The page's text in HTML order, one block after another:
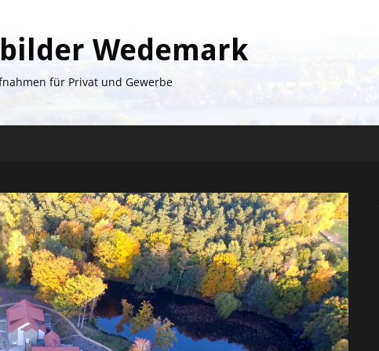
Wedemark
für Privat und Gewerbe